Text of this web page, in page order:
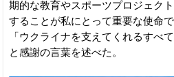
期的な教育やスポーツプロジェク
することが私にとって重要な使命
「ウクライナを支えてくれるすべ
と感謝の言葉を述べた。